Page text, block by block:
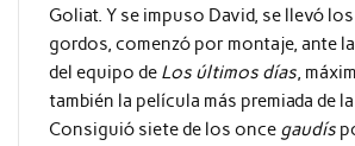
Goliat. Y se impuso David, se llevó
gordos, comenzó por montaje, ante
del equipo de Los últimos días,
también la película más premiada de
Consiguió siete de los once gaudís